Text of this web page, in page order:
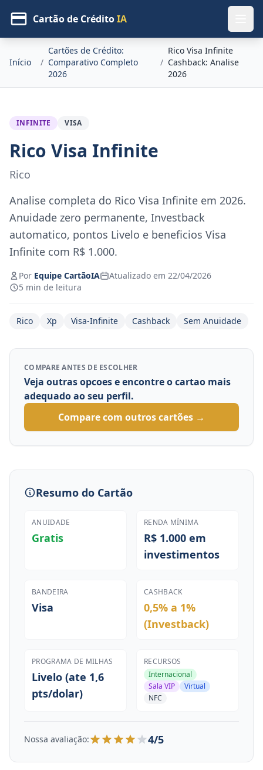
Cartão de CréditoIA
Início /
Cartões de Crédito:
Comparativo Completo
2026
/
Rico Visa Infinite
Cashback: Analise
2026
INFINITE VISA
Rico Visa Infinite
Rico
Analise completa do Rico Visa Infinite em 2026.
Anuidade zero permanente, Investback
automatico, pontos Livelo e beneficios Visa
Infinite com R$ 1.000.
Por Equipe CartãoIA
Atualizado em 22/04/2026
5 min de leitura
Rico Xp Visa-Infinite Cashback Sem Anuidade
COMPARE ANTES DE ESCOLHER
Veja outras opcoes e encontre o cartao mais
adequado ao seu perfil.
Compare com outros cartões →
Resumo do Cartão
ANUIDADE
Gratis
RENDA MÍNIMA
R$ 1.000 em
investimentos
BANDEIRA
Visa
CASHBACK
0,5% a 1%
(Investback)
PROGRAMA DE MILHAS
Livelo (ate 1,6
pts/dolar)
RECURSOS
Internacional
Sala VIP
Virtual
NFC
Nossa avaliação: 4/5